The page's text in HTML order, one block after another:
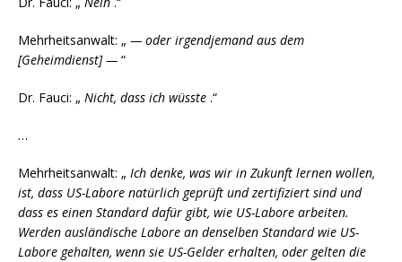
Mehrheitsanwalt: „ — oder irgendjemand aus dem
[Geheimdienst] — “
Dr. Fauci: „ Nicht, dass ich wüsste .“
…
Mehrheitsanwalt: „ Ich denke, was wir in Zukunft lernen wollen,
ist, dass US-Labore natürlich geprüft und zertifiziert sind und
dass es einen Standard dafür gibt, wie US-Labore arbeiten.
Werden ausländische Labore an denselben Standard wie US-
Labore gehalten, wenn sie US-Gelder erhalten, oder gelten die